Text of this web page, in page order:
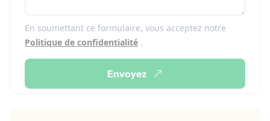
En soumettant ce formulaire, vous acceptez notre
Politique de confidentialité .
Envoyez